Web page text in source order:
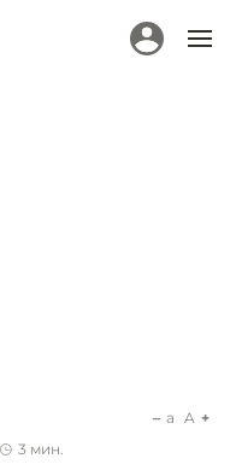
3 мин.
a A